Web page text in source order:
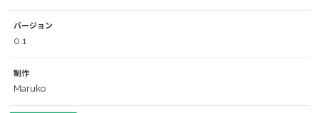
バージョン
0.1
制作
Maruko